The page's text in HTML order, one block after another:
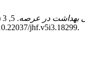
بهداشت در عرصه
jhf.v5i3.18299.